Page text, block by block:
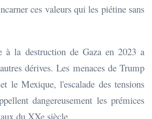
ces valeurs qui les piétine sans
à la destruction de Gaza en 2023 a
dérives. Les menaces de Trump
le Mexique, l'escalade des tensions
dangereusement les prémices
du XXe siècle.